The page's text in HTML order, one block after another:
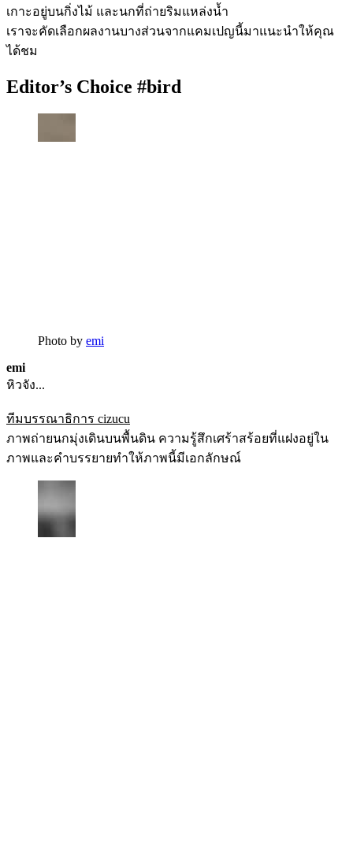
เกาะอยู่บนกิ่งไม้ และนกที่ถ่ายริมแหล่งน้ำ
เราจะคัดเลือกผลงานบางส่วนจากแคมเปญนี้มาแนะนำให้คุณ
ได้ชม
Editor’s Choice #bird
Photo by emi
emi
หิวจัง...
ทีมบรรณาธิการ cizucu
ภาพถ่ายนกมุ่งเดินบนพื้นดิน ความรู้สึกเศร้าสร้อยที่แฝงอยู่ใน
ภาพและคำบรรยายทำให้ภาพนี้มีเอกลักษณ์